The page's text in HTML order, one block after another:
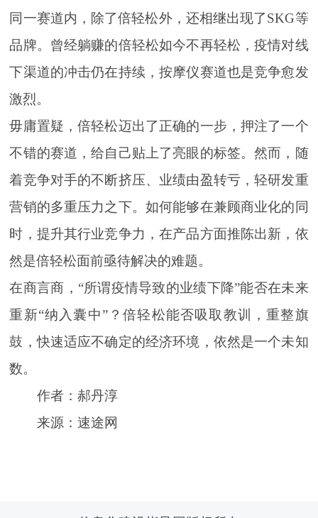
同一赛道内，除了倍轻松外，还相继出现了SKG等
品牌。曾经躺赚的倍轻松如今不再轻松，疫情对线
下渠道的冲击仍在持续，按摩仪赛道也是竞争愈发
激烈。
毋庸置疑，倍轻松迈出了正确的一步，押注了一个
不错的赛道，给自己贴上了亮眼的标签。然而，随
着竞争对手的不断挤压、业绩由盈转亏，轻研发重
营销的多重压力之下。如何能够在兼顾商业化的同
时，提升其行业竞争力，在产品方面推陈出新，依
然是倍轻松面前亟待解决的难题。
在商言商，“所谓疫情导致的业绩下降”能否在未来
重新“纳入囊中”？倍轻松能否吸取教训，重整旗
鼓，快速适应不确定的经济环境，依然是一个未知
数。
作者：郝丹淳
来源：速途网